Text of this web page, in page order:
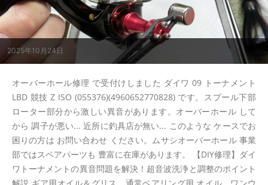
2025年10月24日
オーバーホール修理 で受付けしました ダイワ 09 トーナメント
LBD 競技 Z ISO (055376)(4960652770828) です。スプール下部
ローター部分から激しい異音があります。オーバーホール して
から 調子が悪い... 近所に釣具店が無い... このような ケースでお
困りの方は お問い合わせ ください。ムサシオーバーホール 事業
部ではスペアパーツも 豊富に在庫があります。 【DIY修理】ダイ
ワトーナメントの異音問題を解決！超音波洗浄と調整のポイント